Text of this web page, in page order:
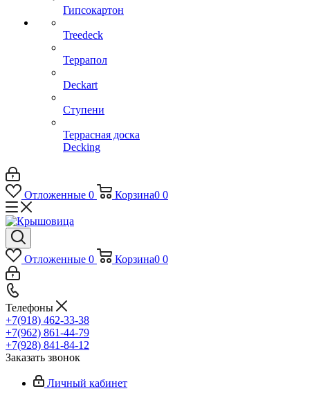
Гипсокартон
Treedeck
Террапол
Deckart
Ступени
Террасная доска
Decking
Отложенные 0 Корзина0 0
Отложенные 0 Корзина0 0
Телефоны
+7(918) 462-33-38
+7(962) 861-44-79
+7(928) 841-84-12
Заказать звонок
Личный кабинет